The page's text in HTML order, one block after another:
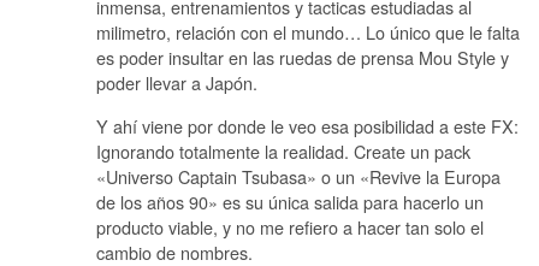
inmensa, entrenamientos y tacticas estudiadas al
milimetro, relación con el mundo… Lo único que le falta
es poder insultar en las ruedas de prensa Mou Style y
poder llevar a Japón.
Y ahí viene por donde le veo esa posibilidad a este FX:
Ignorando totalmente la realidad. Create un pack
«Universo Captain Tsubasa» o un «Revive la Europa
de los años 90» es su única salida para hacerlo un
producto viable, y no me refiero a hacer tan solo el
cambio de nombres.